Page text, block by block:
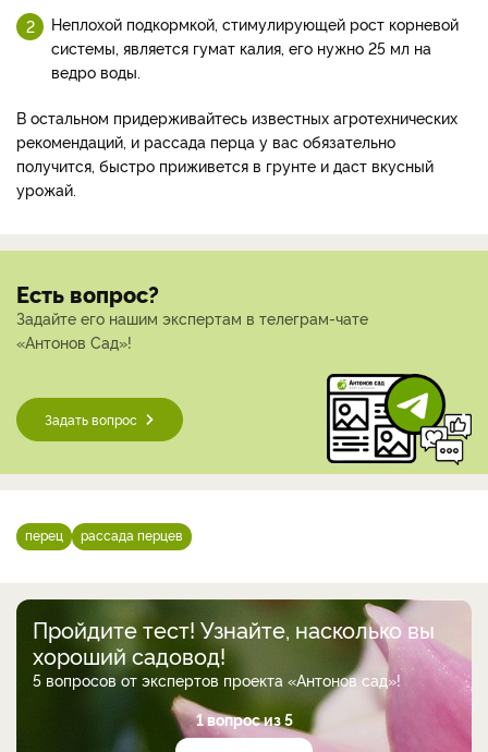
Неплохой подкормкой, стимулирующей рост корневой
системы, является гумат калия, его нужно 25 мл на
ведро воды.
В остальном придерживайтесь известных агротехнических
рекомендаций, и рассада перца у вас обязательно
получится, быстро приживется в грунте и даст вкусный
урожай.
Есть вопрос?
Задайте его нашим экспертам в телеграм-чате
«Антонов Сад»!
Задать вопрос
перец рассада перцев
Пройдите тест! Узнайте, насколько вы
хороший садовод!
5 вопросов от экспертов проекта «Антонов сад»!
1 вопрос из 5